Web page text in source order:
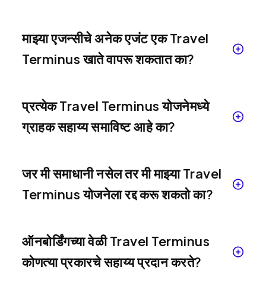
माझ्या एजन्सीचे अनेक एजंट एक Travel
Terminus खाते वापरू शकतात का?
प्रत्येक Travel Terminus योजनेमध्ये
ग्राहक सहाय्य समाविष्ट आहे का?
जर मी समाधानी नसेल तर मी माझ्या Travel
Terminus योजनेला रद्द करू शकतो का?
ऑनबोर्डिंगच्या वेळी Travel Terminus
कोणत्या प्रकारचे सहाय्य प्रदान करते?